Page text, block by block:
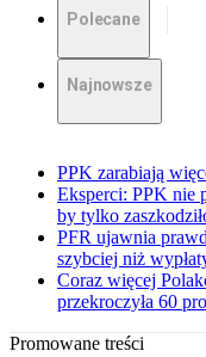
Polecane
Najnowsze
PPK zarabiają
Eksperci: PPK nie
by tylko
PFR ujawnia
szybciej niż
Coraz więcej
przekroczyła 60
Promowane treści